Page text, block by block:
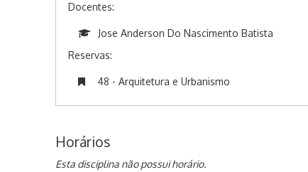
Docentes:
Jose Anderson Do Nascimento Batista
Reservas:
48 - Arquitetura e Urbanismo
Horários
Esta disciplina não possui horário.